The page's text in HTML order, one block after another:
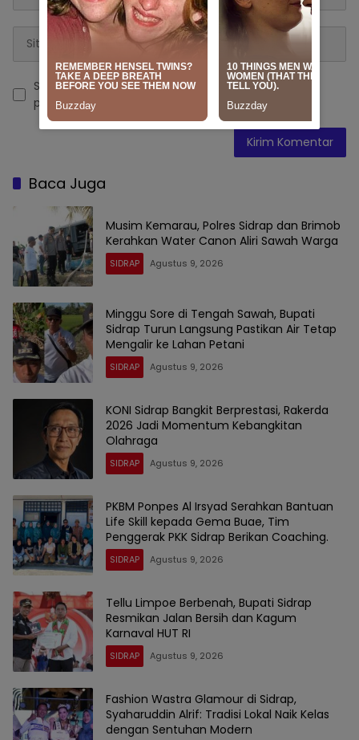
Simpan nama, email, dan situs web saya pada
peramban ini untuk komentar saya berikutnya.
Baca Juga
Musim Kemarau, Polres Sidrap dan Brimob
Kerahkan Water Canon Aliri Sawah Warga
SIDRAP Agustus 9, 2026
Minggu Sore di Tengah Sawah, Bupati
Sidrap Turun Langsung Pastikan Air Tetap
Mengalir ke Lahan Petani
SIDRAP Agustus 9, 2026
KONI Sidrap Bangkit Berprestasi, Rakerda
2026 Jadi Momentum Kebangkitan
Olahraga
SIDRAP Agustus 9, 2026
PKBM Ponpes Al Irsyad Serahkan Bantuan
Life Skill kepada Gema Buae, Tim
Penggerak PKK Sidrap Berikan Coaching.
SIDRAP Agustus 9, 2026
Tellu Limpoe Berbenah, Bupati Sidrap
Resmikan Jalan Bersih dan Kagum
Karnaval HUT RI
SIDRAP Agustus 9, 2026
Fashion Wastra Glamour di Sidrap,
Syaharuddin Alrif: Tradisi Lokal Naik Kelas
dengan Sentuhan Modern